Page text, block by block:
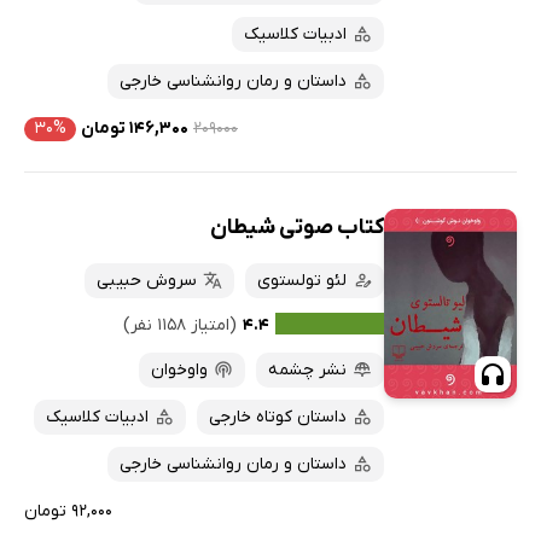
ادبیات کلاسیک
داستان و رمان روانشناسی خارجی
۲۰۹۰۰۰ ۱۴۶,۳۰۰ تومان ۳۰%
کتاب صوتی شیطان
لئو تولستوی
سروش حبیبی
۴.۴ (امتیاز ۱۱۵۸ نفر)
نشر چشمه
واوخوان
داستان کوتاه خارجی ادبیات کلاسیک
داستان و رمان روانشناسی خارجی
۹۲,۰۰۰ تومان